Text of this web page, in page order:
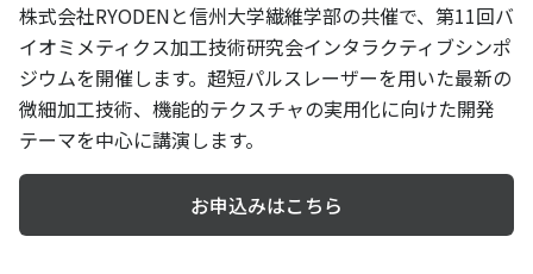
株式会社RYODENと信州大学繊維学部の共催で、第11回バ
イオミメティクス加工技術研究会インタラクティブシンポ
ジウムを開催します。超短パルスレーザーを用いた最新の
微細加工技術、機能的テクスチャの実用化に向けた開発
テーマを中心に講演します。
お申込みはこちら